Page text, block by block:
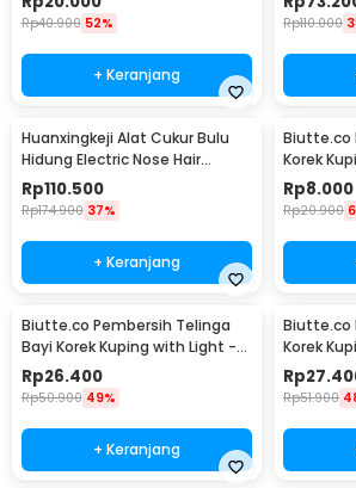
Rp40.900 52%
+ Keranjang
Rp110.000
Huanxingkeji Alat Cukur Bulu
Hidung Electric Nose Hair
Trimmer - HN1
Rp110.500
Rp174.900 37%
+ Keranjang
Biutte.co
Korek
PCS - JC7
Rp8.000
Rp20.900
Biutte.co Pembersih Telinga
Bayi Korek Kuping with Light -
0ZJX9
Rp26.400
Rp50.900 49%
+ Keranjang
Biutte.co
Korek
PCS - JC9
Rp
Rp51.900